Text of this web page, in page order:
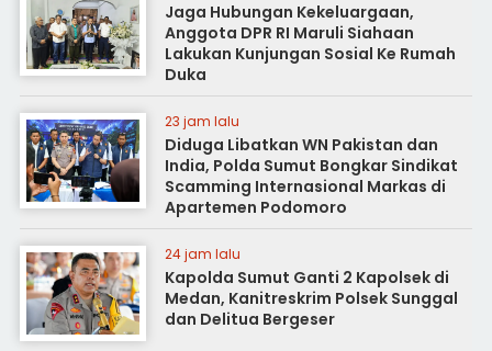
Jaga Hubungan Kekeluargaan,
Anggota DPR RI Maruli Siahaan
Lakukan Kunjungan Sosial Ke Rumah
Duka
23 jam lalu
Diduga Libatkan WN Pakistan dan
India, Polda Sumut Bongkar Sindikat
Scamming Internasional Markas di
Apartemen Podomoro
24 jam lalu
Kapolda Sumut Ganti 2 Kapolsek di
Medan, Kanitreskrim Polsek Sunggal
dan Delitua Bergeser